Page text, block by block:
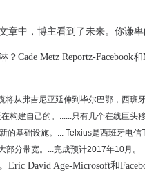
字妄想吗？
法者努力取代讨厌的H-1B彩票
的多云需求意味着提供商必须在生
在欧洲AWS云中部署Dropbox业务
展是商业计算机的安全风险
10 Beta补丁KB 3158988将构建号
章中，博主看到了未来。你谦
？Cade Metz Reportz-Facebook
将从弗吉尼亚延伸到毕尔巴鄂，西班
构建自己的。......只有几个在线巨头
的基础设施。... Telxius是西班牙电
部分带宽。...完成预计2017年10月。
Eric David Age-Microsoft和